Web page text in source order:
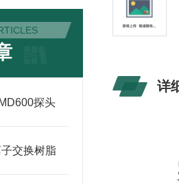
探头
交换树脂
详